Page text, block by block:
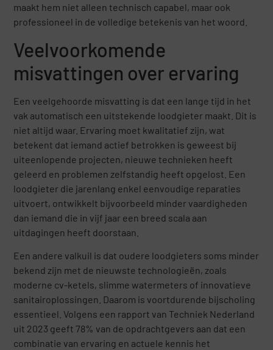
maakt hem niet alleen technisch capabel, maar ook
professioneel in de volledige betekenis van het woord.
Veelvoorkomende
misvattingen over ervaring
Een veelgehoorde misvatting is dat een lange tijd in het
vak automatisch een uitstekende loodgieter maakt. Dit is
niet altijd waar. Ervaring moet kwalitatief zijn, wat
betekent dat iemand actief betrokken is geweest bij
uiteenlopende projecten, nieuwe technieken heeft
geleerd en problemen zelfstandig heeft opgelost. Een
loodgieter die jarenlang enkel eenvoudige reparaties
uitvoert, ontwikkelt bijvoorbeeld minder vaardigheden
dan iemand die in vijf jaar een breed scala aan
uitdagingen heeft doorstaan.
Een andere valkuil is dat oudere loodgieters soms minder
bekend zijn met de nieuwste technologieën, zoals
moderne cv-ketels, slimme watermeters of innovatieve
sanitairoplossingen. Daarom is voortdurende bijscholing
essentieel. Volgens een rapport van Techniek Nederland
uit 2023 geeft 78% van de opdrachtgevers aan dat een
combinatie van ervaring en actuele kennis het